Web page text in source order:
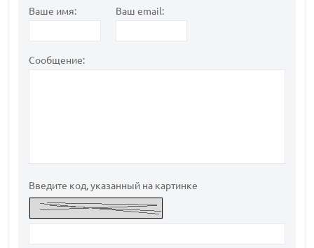
Ваше имя: Ваш email:
Сообщение:
Введите код, указанный на картинке